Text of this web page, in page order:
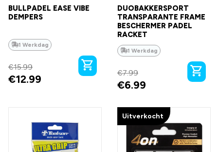
BULLPADEL EASE VIBE
DEMPERS
1 Werkdag
€15.99
€12.99
DUOBAKKERSPORT
TRANSPARANTE FRAME
BESCHERMER PADEL
RACKET
1 Werkdag
€7.99
€6.99
Uitverkocht